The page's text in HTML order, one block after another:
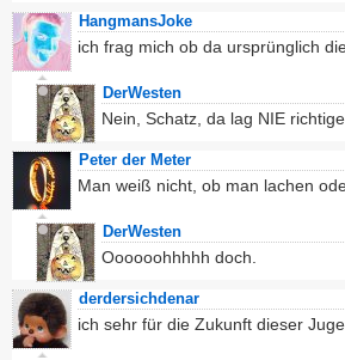
HangmansJoke
ich frag mich ob da ursprünglich
DerWesten
Nein, Schatz, da lag NIE richtige
Peter der Meter
Man weiß nicht, ob man lachen
DerWesten
Oooooohhhhh doch.
derdersichdenar
ich sehr für die Zukunft dieser